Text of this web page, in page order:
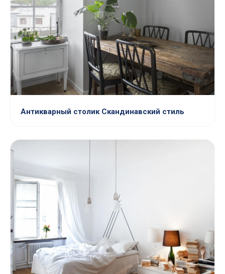
Антикварный столик Скандинавский стиль